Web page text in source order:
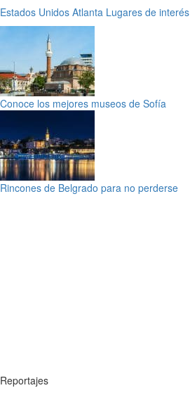
Estados Unidos Atlanta Lugares de interés
Conoce los mejores museos de Sofía
Rincones de Belgrado para no perderse
Reportajes